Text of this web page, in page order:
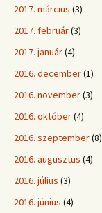
2017. március (3)
2017. február(3)
2017. január(4)
2016. december(1)
2016. november(3)
2016. október(4)
2016. szeptember(8)
2016. augusztus (4)
2016. július (3)
2016. június (4)